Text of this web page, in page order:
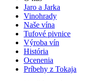
Jaro a Jarka
Vinohrady
Naše vína
Tufové pivnice
Výroba vín
História
Ocenenia
Príbehy z Tokaja